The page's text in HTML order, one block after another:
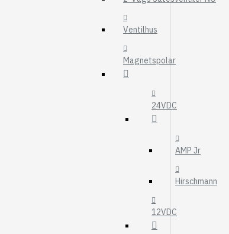
Ventilhus
Magnetspolar
24VDC
AMP Jr
Hirschmann
12VDC